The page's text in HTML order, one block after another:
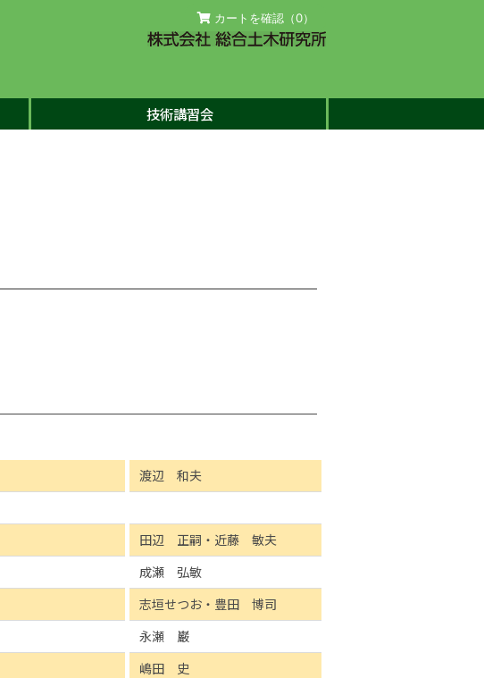
カートを確認（0）
技術講習会
渡辺 和夫
田辺 正嗣・近藤 敏夫
成瀬 弘敏
志垣せつお・豊田 博司
永瀬 巌
嶋田 史